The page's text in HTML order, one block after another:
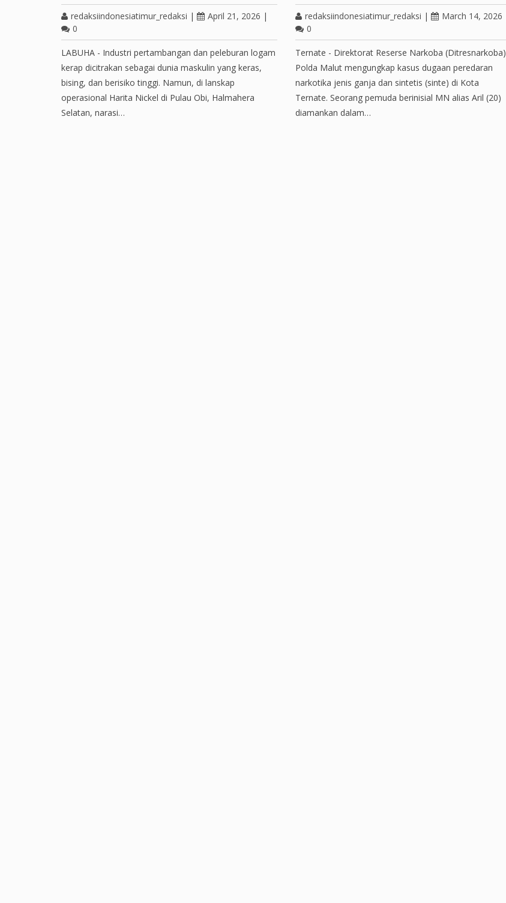
redaksiindonesiatimur_redaksi | April 21, 2026 |
0
LABUHA - Industri pertambangan dan peleburan logam
kerap dicitrakan sebagai dunia maskulin yang keras,
bising, dan berisiko tinggi. Namun, di lanskap
operasional Harita Nickel di Pulau Obi, Halmahera
Selatan, narasi…
redaksiindonesiatimur_redaksi | March 14, 2026
0
Ternate - Direktorat Reserse Narkoba (Ditresnarkoba)
Polda Malut mengungkap kasus dugaan peredaran
narkotika jenis ganja dan sintetis (sinte) di Kota
Ternate. Seorang pemuda berinisial MN alias Aril (20)
diamankan dalam…